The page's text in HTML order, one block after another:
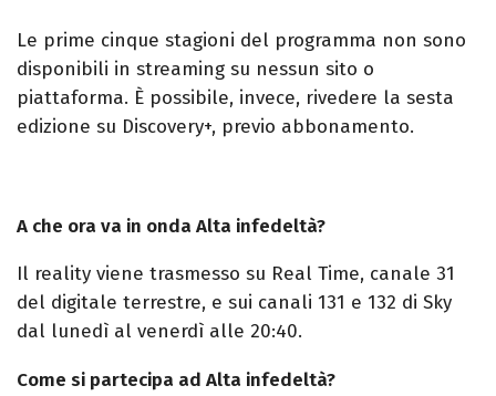
Le prime cinque stagioni del programma non sono
disponibili in streaming su nessun sito o
piattaforma. È possibile, invece, rivedere la sesta
edizione su Discovery+, previo abbonamento.
A che ora va in onda Alta infedeltà?
Il reality viene trasmesso su Real Time, canale 31
del digitale terrestre, e sui canali 131 e 132 di Sky
dal lunedì al venerdì alle 20:40.
Come si partecipa ad Alta infedeltà?